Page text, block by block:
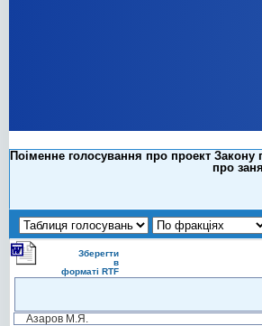
Поіменне голосування про проект
про
Зберегти
в
форматі RTF
Азаров М.Я.